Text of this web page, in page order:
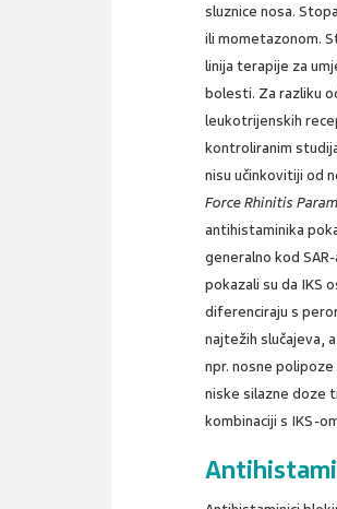
sluznice nosa.
ili mometazonom.
linija terapije za
bolesti. Za razliku
leukotrijenskih
kontroliranim
nisu učinkovitiji od
Force Rhinitis
antihistaminika
generalno kod
pokazali su da IKS
diferenciraju s
najtežih slučajeva,
npr. nosne
niske silazne doze
kombinaciji s IKS-